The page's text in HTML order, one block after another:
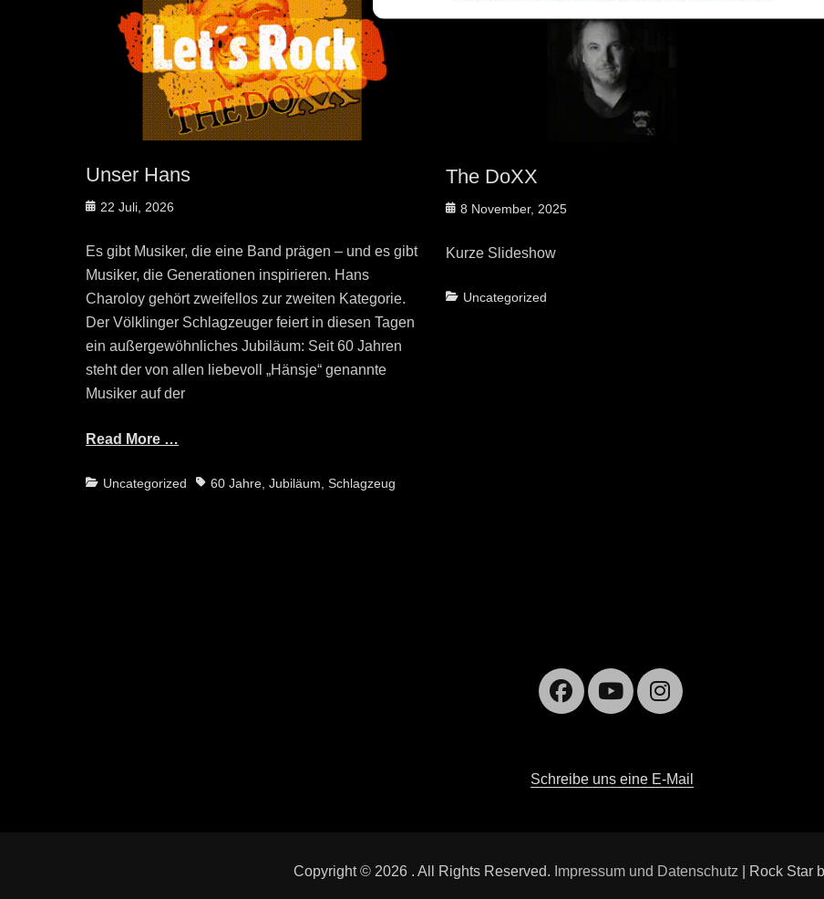
Unser Hans
Posted
22 Juli, 2026
Es gibt Musiker, die eine Band prägen – und es gibt
Musiker, die Generationen inspirieren. Hans
Charoloy gehört zweifellos zur zweiten Kategorie.
Der Völklinger Schlagzeuger feiert in diesen Tagen
ein außergewöhnliches Jubiläum: Seit 60 Jahren
steht der von allen liebevoll „Hänsje“ genannte
Musiker auf der
Read More …
Categories
Uncategorized Tags60 Jahre,Jubiläum,Schlagzeug
The DoXX
Posted
8 November, 2025
Kurze Slideshow
Categories
Uncategorized
Facebook
YouTube
Instagram
Schreibe uns eine E-Mail
Copyright © 2026 . All Rights Reserved. Impressum und Datenschutz | Rock Star